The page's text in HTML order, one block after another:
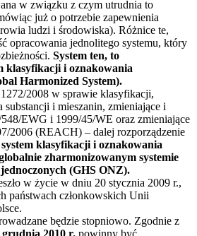
w związku z czym utrudnia to
już o potrzebie zapewnienia
ludzi i środowiska). Różnice te,
opracowania jednolitego systemu, który
System ten, to
klasyfikacji i oznakowania
Harmonized System).
2008 w sprawie klasyfikacji,
i mieszanin, zmieniające i
EWG i 1999/45/WE oraz zmieniające
2006 (REACH) – dalej rozporządzenie
system klasyfikacji i oznakowania
zharmonizowanym systemie
(GHS ONZ).
w życie w dniu 20 stycznia 2009 r.,
państwach członkowskich Unii
będzie stopniowo. Zgodnie z
2010 r. powinny być